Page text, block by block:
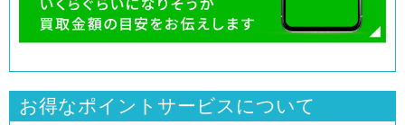
お得なポイントサービスについて